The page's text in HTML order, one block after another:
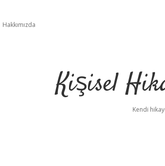
Hakkımızda
Kişisel
Kendi